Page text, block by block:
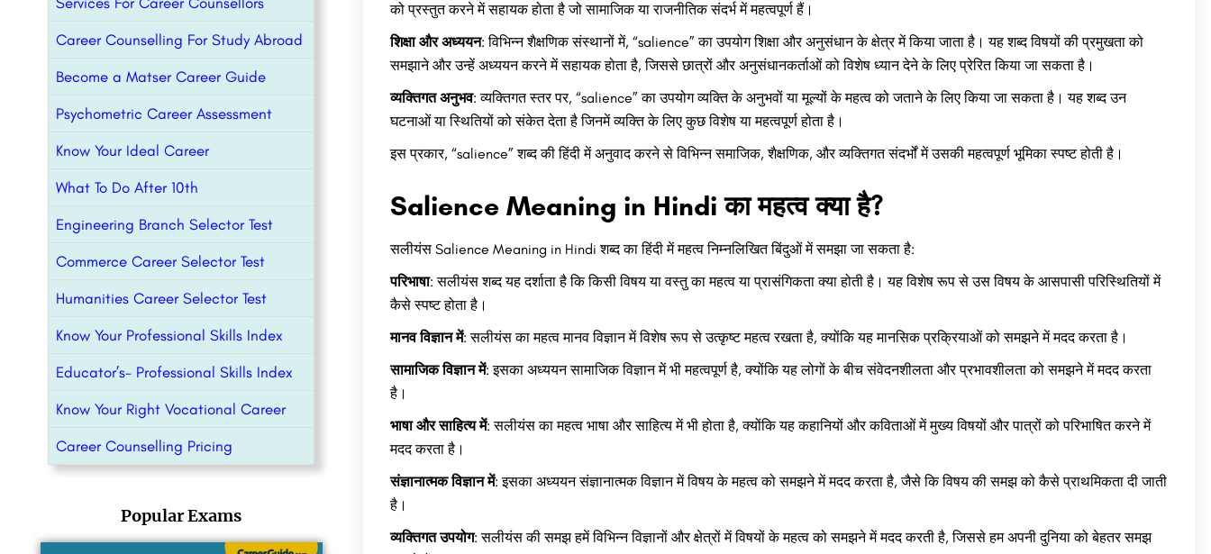
Career Counselling For Study Abroad
Become a Matser Career Guide
Psychometric Career Assessment
Know Your Ideal Career
What To Do After 10th
Engineering Branch Selector Test
Commerce Career Selector Test
Humanities Career Selector Test
Know Your Professional Skills Index
Educator’s- Professional Skills Index
Know Your Right Vocational Career
Career Counselling Pricing
Popular Exams
को प्रस्तुत करने में सहायक होता है जो सामाजिक या राजनीतिक संदर्भ में महत्वपूर्ण हैं।
शिक्षा और अध्ययन: विभिन्न शैक्षणिक संस्थानों में, “salience” का उपयोग शिक्षा और अनुसंधान के क्षेत्र में किया जाता है। यह शब्द विषयों की प्रमुखता को
समझाने और उन्हें अध्ययन करने में सहायक होता है, जिससे छात्रों और अनुसंधानकर्ताओं को विशेष ध्यान देने के लिए प्रेरित किया जा सकता है।
व्यक्तिगत अनुभव: व्यक्तिगत स्तर पर, “salience” का उपयोग व्यक्ति के अनुभवों या मूल्यों के महत्व को जताने के लिए किया जा सकता है। यह शब्द उन
घटनाओं या स्थितियों को संकेत देता है जिनमें व्यक्ति के लिए कुछ विशेष या महत्वपूर्ण होता है।
इस प्रकार, “salience” शब्द की हिंदी में अनुवाद करने से विभिन्न समाजिक, शैक्षणिक, और व्यक्तिगत संदर्भों में उसकी महत्वपूर्ण भूमिका स्पष्ट होती है।
Salience Meaning in Hindi का महत्व क्या है?
सलीयंस Salience Meaning in Hindi शब्द का हिंदी में महत्व निम्नलिखित बिंदुओं में समझा जा सकता है:
परिभाषा: सलीयंस शब्द यह दर्शाता है कि किसी विषय या वस्तु का महत्व या प्रासंगिकता क्या होती है। यह विशेष रूप से उस विषय के आसपासी परिस्थितियों में
कैसे स्पष्ट होता है।
मानव विज्ञान में: सलीयंस का महत्व मानव विज्ञान में विशेष रूप से उत्कृष्ट महत्व रखता है, क्योंकि यह मानसिक प्रक्रियाओं को समझने में मदद करता है।
सामाजिक विज्ञान में: इसका अध्ययन सामाजिक विज्ञान में भी महत्वपूर्ण है, क्योंकि यह लोगों के बीच संवेदनशीलता और प्रभावशीलता को समझने में मदद करता
है।
भाषा और साहित्य में: सलीयंस का महत्व भाषा और साहित्य में भी होता है, क्योंकि यह कहानियों और कविताओं में मुख्य विषयों और पात्रों को परिभाषित करने में
मदद करता है।
संज्ञानात्मक विज्ञान में: इसका अध्ययन संज्ञानात्मक विज्ञान में विषय के महत्व को समझने में मदद करता है, जैसे कि विषय की समझ को कैसे प्राथमिकता दी जाती
है।
व्यक्तिगत उपयोग: सलीयंस की समझ हमें विभिन्न विज्ञानों और क्षेत्रों में विषयों के महत्व को समझने में मदद करती है, जिससे हम अपनी दुनिया को बेहतर समझ